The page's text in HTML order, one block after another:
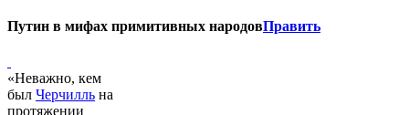
Путин в мифах примитивных народовПравить
«Неважно, кем
был Черчилль на
протяжении